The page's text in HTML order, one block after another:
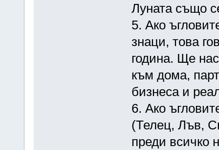
Луната също
5. Ако
знаци, това
година. Ще
към дома,
бизнеса и
6. Ако
(Телец, Лъв,
преди всичко